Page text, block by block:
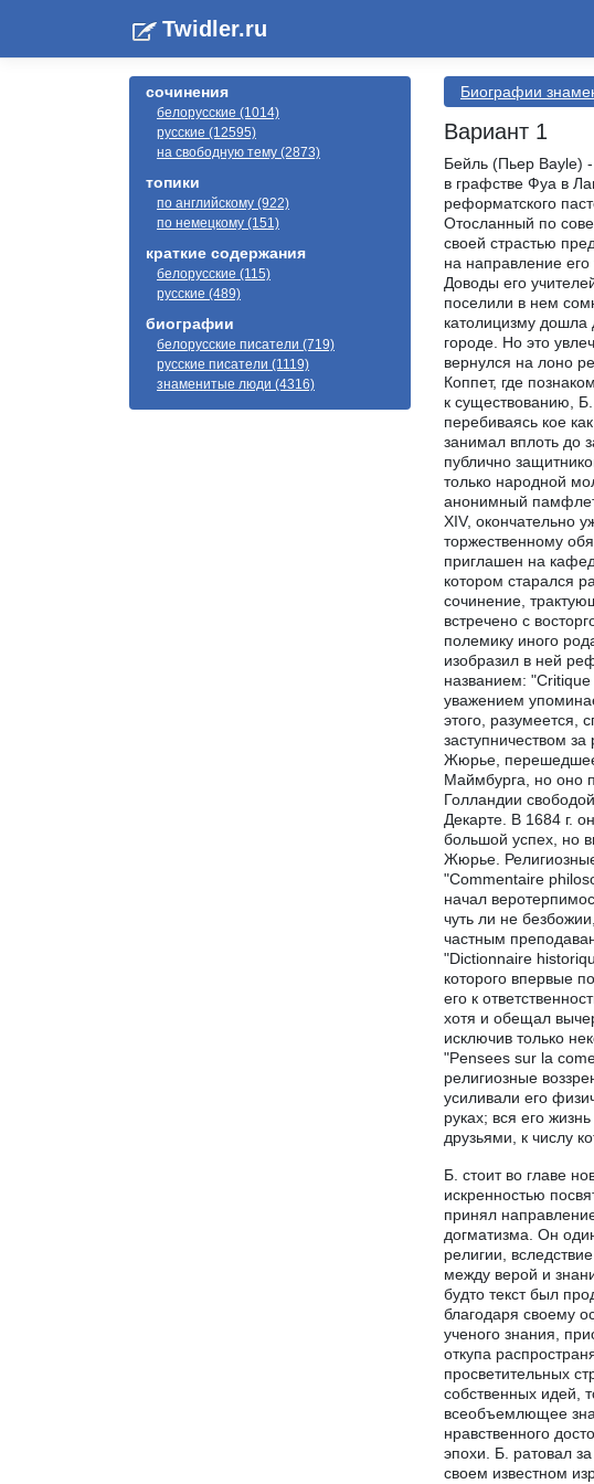
Twidler.ru
сочинения
белорусские (1014)
русские (12595)
на свободную тему (2873)
топики
по английскому (922)
по немецкому (151)
краткие содержания
белорусские (115)
русские (489)
биографии
белорусские писатели (719)
русские писатели (1119)
знаменитые люди (4316)
Биографии
Вариант 1
Бейль (Пьер Bayle)
в графстве Фуа в
реформатского
Отосланный по
своей страстью
на направление
Доводы его
поселили в нем
католицизму дошла
городе. Но это
вернулся на лоно
Коппет, где
к существованию,
перебиваясь кое
занимал вплоть до
публично
только народной
анонимный
XIV, окончательно
торжественному
приглашен на
котором старался
сочинение,
встречено с
полемику иного
изобразил в ней
названием:
уважением
этого, разумеется,
заступничеством
Жюрье, перешедшее
Маймбурга, но оно
Голландии
Декарте. В 1684 г.
большой успех, но
Жюрье.
"Commentaire
начал
чуть ли не
частным
"Dictionnaire
которого впервые
его к
хотя и обещал
исключив только
"Pensees sur la
религиозные
усиливали его
руках; вся его
друзьями, к числу
Б. стоит во главе
искренностью
принял
догматизма. Он
религии,
между верой и
будто текст был
благодаря своему
ученого знания,
откупа
просветительных
собственных идей,
всеобъемлющее
нравственного
эпохи. Б. ратовал
своем известном